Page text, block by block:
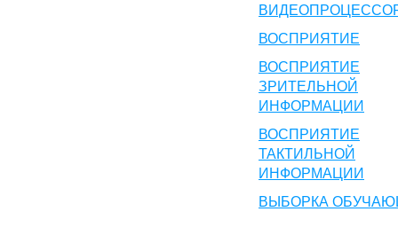
ВОСПРИЯТИЕ
ВОСПРИЯТИЕ
ЗРИТЕЛЬНОЙ
ИНФОРМАЦИИ
ВОСПРИЯТИЕ
ТАКТИЛЬНОЙ
ИНФОРМАЦИИ
ВЫБОРКА